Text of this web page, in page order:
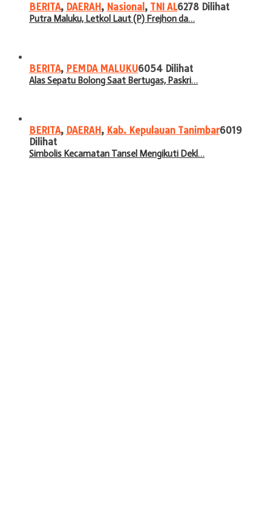
BERITA, DAERAH, Nasional , TNI AL6278 Dilihat
Putra Maluku, Letkol Laut (P) Frejhon da…
BERITA, PEMDA MALUKU6054 Dilihat
Alas Sepatu Bolong Saat Bertugas, Paskri…
BERITA, DAERAH, Kab. Kepulauan Tanimbar6019
Dilihat
Simbolis Kecamatan Tansel Mengikuti Dekl…